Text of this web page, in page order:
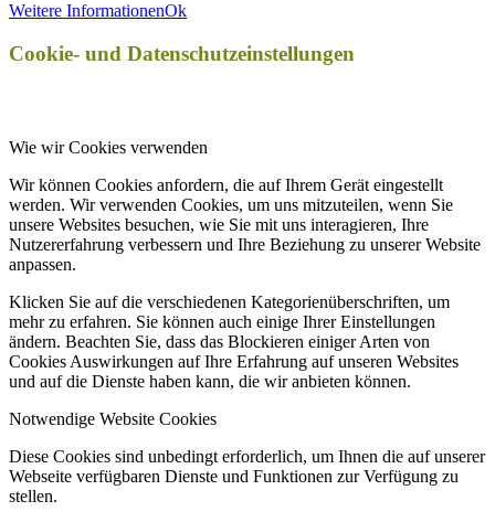
Weitere InformationenOk
Cookie- und Datenschutzeinstellungen
Wie wir Cookies verwenden
Wir können Cookies anfordern, die auf Ihrem Gerät eingestellt
werden. Wir verwenden Cookies, um uns mitzuteilen, wenn Sie
unsere Websites besuchen, wie Sie mit uns interagieren, Ihre
Nutzererfahrung verbessern und Ihre Beziehung zu unserer Website
anpassen.
Klicken Sie auf die verschiedenen Kategorienüberschriften, um
mehr zu erfahren. Sie können auch einige Ihrer Einstellungen
ändern. Beachten Sie, dass das Blockieren einiger Arten von
Cookies Auswirkungen auf Ihre Erfahrung auf unseren Websites
und auf die Dienste haben kann, die wir anbieten können.
Notwendige Website Cookies
Diese Cookies sind unbedingt erforderlich, um Ihnen die auf unserer
Webseite verfügbaren Dienste und Funktionen zur Verfügung zu
stellen.